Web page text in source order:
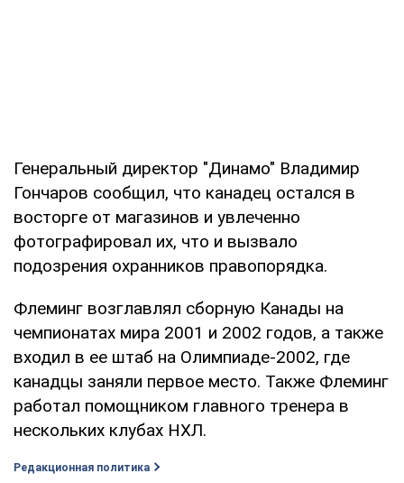
Генеральный директор "Динамо" Владимир
Гончаров сообщил, что канадец остался в
восторге от магазинов и увлеченно
фотографировал их, что и вызвало
подозрения охранников правопорядка.
Флеминг возглавлял сборную Канады на
чемпионатах мира 2001 и 2002 годов, а также
входил в ее штаб на Олимпиаде-2002, где
канадцы заняли первое место. Также Флеминг
работал помощником главного тренера в
нескольких клубах НХЛ.
Редакционная политика